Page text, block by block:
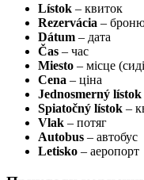
Lístok – квиток
Rezervácia –
Dátum – дата
Čas – час
Miesto – місце
Cena – ціна
Jednosmerný lístok
Spiatočný lístok –
Vlak – потяг
Autobus – автобус
Letisko – аеропорт